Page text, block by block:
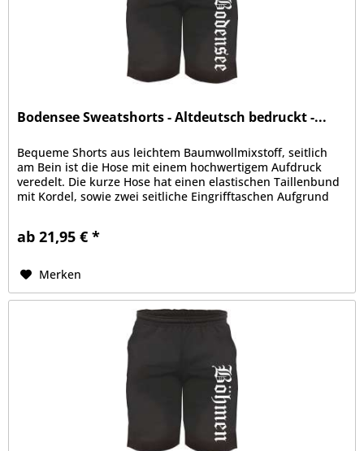
Bodensee Sweatshorts - Altdeutsch bedruckt -...
Bequeme Shorts aus leichtem Baumwollmixstoff, seitlich
am Bein ist die Hose mit einem hochwertigem Aufdruck
veredelt. Die kurze Hose hat einen elastischen Taillenbund
mit Kordel, sowie zwei seitliche Eingrifftaschen Aufgrund
ab 21,95 € *
Merken